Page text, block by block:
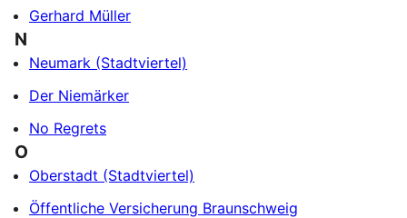
Gerhard Müller
N
Neumark (Stadtviertel)
Der Niemärker
No Regrets
O
Oberstadt (Stadtviertel)
Öffentliche Versicherung Braunschweig